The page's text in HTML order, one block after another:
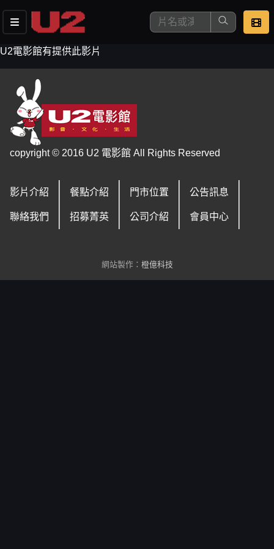
去敲定看片時間
U2電影館有提供此影片
copyright © 2016 U2 電影館 All Rights Reserved
影片介紹 餐點介紹 門市位置 公告訊息
聯絡我們 招募菁英 公司介紹 會員中心
網站製作： 橙億科技